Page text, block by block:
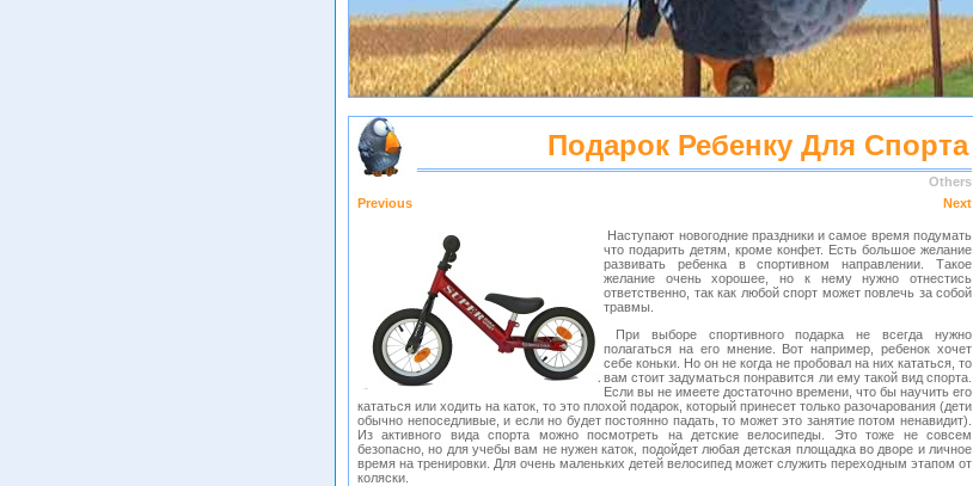
Подарок Ребенку Для Спорта
Others
Previous
Next
Наступают новогодние праздники и самое время подумать
что подарить детям, кроме конфет. Есть большое желание
развивать ребенка в спортивном направлении. Такое
желание очень хорошее, но к нему нужно отнестись
ответственно, так как любой спорт может повлечь за собой
травмы.
При выборе спортивного подарка не всегда нужно
полагаться на его мнение. Вот например, ребенок хочет
себе коньки. Но он не когда не пробовал на них кататься, то
вам стоит задуматься понравится ли ему такой вид спорта.
Если вы не имеете достаточно времени, что бы научить его
кататься или ходить на каток, то это плохой подарок, который принесет только разочарования (дети
обычно непоседливые, и если но будет постоянно падать, то может это занятие потом ненавидит).
Из активного вида спорта можно посмотреть на детские велосипеды. Это тоже не совсем
безопасно, но для учебы вам не нужен каток, подойдет любая детская площадка во дворе и личное
время на тренировки. Для очень маленьких детей велосипед может служить переходным этапом от
коляски.